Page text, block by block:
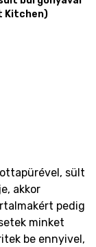
Kitchen)
sült
akkor
pedig
minket
be ennyivel,